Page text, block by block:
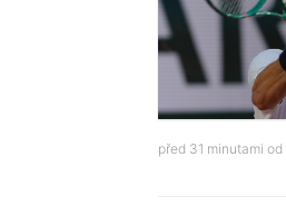
před 31 minutami od